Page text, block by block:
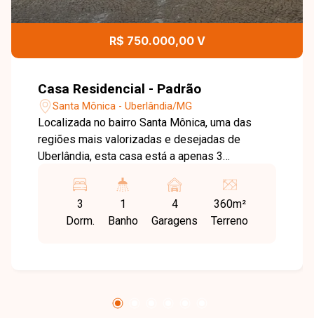
R$ 750.000,00 V
Casa Residencial - Padrão
Santa Mônica - Uberlândia/MG
Localizada no bairro Santa Mônica, uma das
regiões mais valorizadas e desejadas de
Uberlândia, esta casa está a apenas 3
Minas. A localização oferece fácil acesso a
importantes avenidas, além de contar com
ampla variedade de comércios, escolas,
construída, a residência possui ambientes
3
Dorm.
1
Banho
4
Garagens
360m²
Terreno